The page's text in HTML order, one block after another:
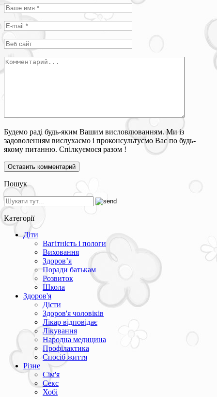
Будемо раді будь-яким Вашим висловлюванням. Ми із
задоволенням вислухаємо і проконсультуємо Вас по будь-
якому питанню. Спілкуємося разом !
Пошук
Категорії
Діти
Вагітність і пологи
Виховання
Здоров’я
Поради батькам
Розвиток
Школа
Здоров'я
Дієти
Здоров'я чоловіків
Лікар відповідає
Лікування
Народна медицина
Профілактика
Спосіб життя
Різне
Сім'я
Секс
Хобі